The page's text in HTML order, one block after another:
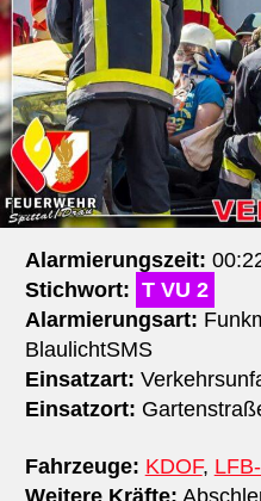
Alarmierungszeit:
Stichwort: T VU 2
Alarmierungsart:
BlaulichtSMS
Einsatzart:
Einsatzort:
Fahrzeuge: KDOF,
Weitere Kräfte: